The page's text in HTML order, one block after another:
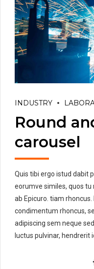
INDUSTRY
Round
carousel
Quis tibi ergo istud dabit
eorumve similes, quos tu
ab Epicuro. tiam
condimentum rhoncus,
adipiscing sem neque
luctus pulvinar, hendrerit